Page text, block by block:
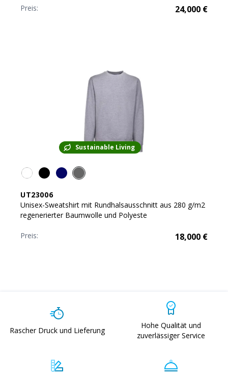
Preis: 24,000 €
Sustainable Living
UT23006
Unisex-Sweatshirt mit Rundhalsausschnitt aus 280 g/m2
regenerierter Baumwolle und Polyeste
Preis: 18,000 €
Rascher Druck und Lieferung
Hohe Qualität und
zuverlässiger Service